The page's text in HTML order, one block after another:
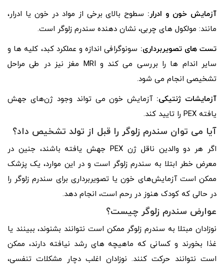
آزمایش خون و ادرار: سطوح بالای برخی از مواد در خون یا ادرار،
مانند: مولکول های چربی، نشان دهنده سندرم زلوگر است.
تست های تصویربرداری: سونوگرافی اندازه و عملکرد کبد، کلیه ها و
سایر اندام ها را بررسی می کند و MRI مغز نیز در طی مراحل
تشخیصی انجام می شود.
آزمایشات ژنتیکی: آزمایش خون می تواند وجود ژن‌های جهش
یافته PEX را تایید کند.
آیا می توان سندرم زلوگر را قبل از تولد تشخیص داد؟
اگر هر دو والدین ناقل ژن PEX جهش یافته باشند، جنین در
معرض خطر ابتلا به سندرم زلوگر است و در این موارد، یک پزشک
ممکن است آزمایش‌های خون یا تصویربرداری برای سندرم زلوگر را
در حالی که کودک هنوز در رحم است، انجام دهد.
عوارض سندرم زلوگر چیست؟
نوزادان مبتلا به سندرم زلوگر ممکن است نتوانند بشنوند، ببینند یا
غذا بخورند و کسانی که ماهیچه های رشد نیافته دارند، ممکن
است نتوانند حرکت کنند. نوزادان اغلب دچار مشکلات تنفسی،